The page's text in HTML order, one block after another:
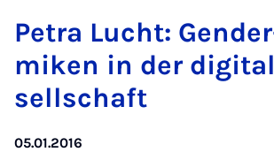
Pe­tra Lucht:
mi­ken in der
sell­schaft
05.01.2016